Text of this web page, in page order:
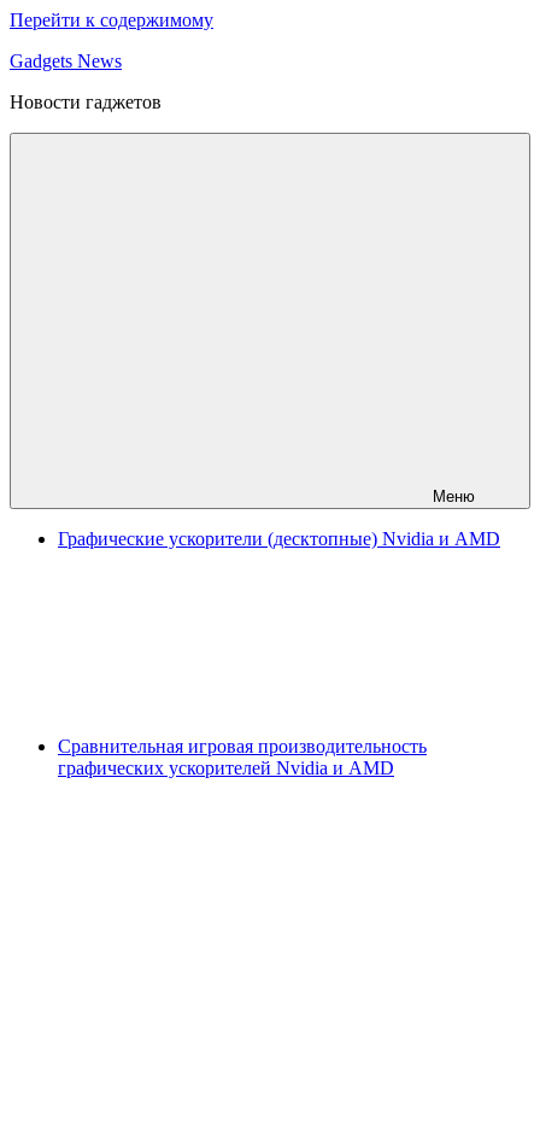
Перейти к содержимому
Gadgets News
Новости гаджетов
Меню
Графические ускорители (десктопные) Nvidia и AMD
Сравнительная игровая производительность
графических ускорителей Nvidia и AMD